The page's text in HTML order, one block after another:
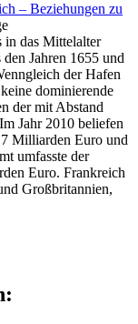
– Beziehungen zu
in das Mittelalter
Jahren 1655 und
der Hafen
dominierende
der mit Abstand
Jahr 2010 beliefen
Milliarden Euro und
umfasste der
Euro. Frankreich
Großbritannien,